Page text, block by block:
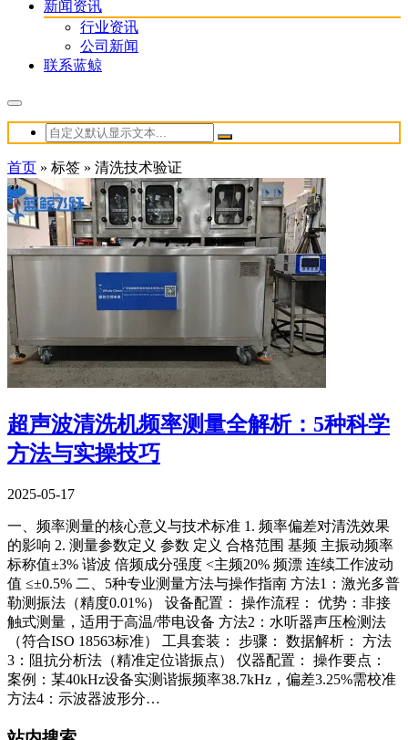
新闻资讯
行业资讯
公司新闻
联系蓝鲸
首页 » 标签 » 清洗技术验证
超声波清洗机频率测量全解析：5种科学
方法与实操技巧
2025-05-17
一、频率测量的核心意义与技术标准 1. 频率偏差对清洗效果
的影响 2. 测量参数定义 参数 定义 合格范围 基频 主振动频率
标称值±3% 谐波 倍频成分强度 <主频20% 频漂 连续工作波动
值 ≤±0.5% 二、5种专业测量方法与操作指南 方法1：激光多普
勒测振法（精度0.01%） 设备配置： 操作流程： 优势：非接
触式测量，适用于高温/带电设备 方法2：水听器声压检测法
（符合ISO 18563标准） 工具套装： 步骤： 数据解析： 方法
3：阻抗分析法（精准定位谐振点） 仪器配置： 操作要点：
案例：某40kHz设备实测谐振频率38.7kHz，偏差3.25%需校准
方法4：示波器波形分…